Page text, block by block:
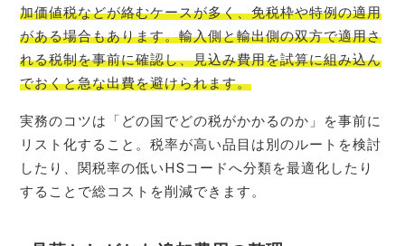
加価値税などが絡むケースが多く、免税枠や特例の適用
がある場合もあります。輸入側と輸出側の双方で適用さ
れる税制を事前に確認し、見込み費用を試算に組み込ん
でおくと急な出費を避けられます。
実務のコツは「どの国でどの税がかかるのか」を事前に
リスト化すること。税率が高い品目は別のルートを検討
したり、関税率の低いHSコードへ分類を最適化したり
することで総コストを削減できます。